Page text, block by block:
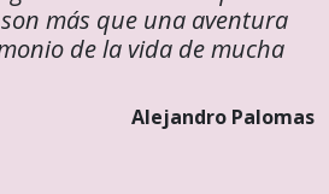
más que una aventura
de la vida de mucha
Alejandro Palomas